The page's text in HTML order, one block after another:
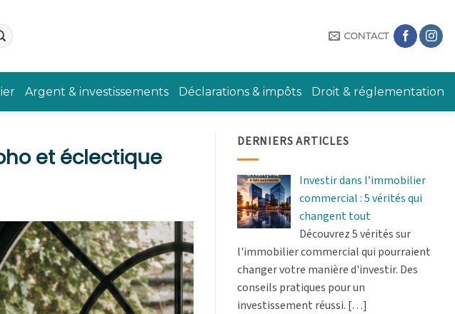
CONTACT
Argent & investissements Déclarations & impôts Droit & réglementation
et éclectique
DERNIERS ARTICLES
Investir dans l’immobilier
commercial : 5 vérités qui
changent tout
Découvrez 5 vérités sur
l'immobilier commercial qui pourraient
changer votre manière d'investir. Des
conseils pratiques pour un
investissement réussi. […]